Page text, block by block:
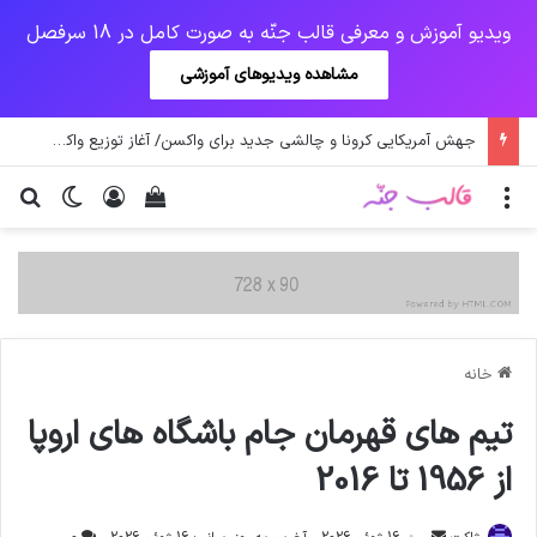
ویدیو آموزش و معرفی قالب جنّه به صورت کامل در 18 سرفصل
مشاهده ویدیوهای آموزشی
یک‌چهارم مرگ‌های روزانه کرونا در خوزستان / نگرانی از گسترش ویروس انگلیسی در تهران
تغییر ورود
دیدن سبد خرید منو
خانه
تیم های قهرمان جام باشگاه های اروپا
از 1956 تا 2016